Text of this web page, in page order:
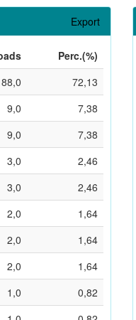
Export
Perc.(%)
88,0
72,13
9,0
7,38
9,0
7,38
3,0
2,46
3,0
2,46
2,0
1,64
2,0
1,64
2,0
1,64
1,0
0,82